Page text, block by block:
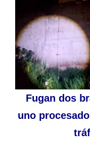
Fugan dos
uno